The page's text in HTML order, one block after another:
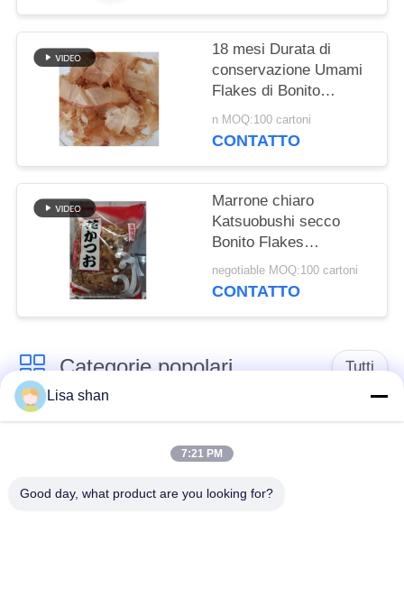
18 mesi Durata di
conservazione Umami
Flakes di Bonito
essiccati 500g Paese
di origine
n MOQ:100 cartoni
CONTATTO
Marrone chiaro
Katsuobushi secco
Bonito Flakes
Delicatezza
tradizionale giapponese
negotiable MOQ:100 cartoni
CONTATTO
Categorie popolari Tutti
Briciole di pane
briciole di pane
giapponesi
Briciole di pane di
Lisa shan
7:21 PM
Good day, what product are you looking for?